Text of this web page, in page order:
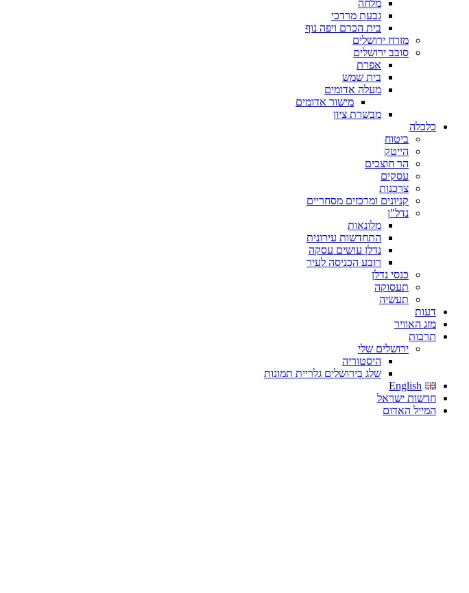
מלחה
גבעת מרדכי
בית הכרם ויפה נוף
מזרח ירושלים
סובב ירושלים
אפרת
בית שמש
מעלה אדומים
מישור אדומים
מבשרת ציון
כלכלה
ביטוח
הייטק
הר חוצבים
עסקים
צרכנות
קניונים ומרכזים מסחריים
נדל"ן
מלונאות
התחדשות עירונית
נדלן עושים עסקה
רובע הכניסה לעיר
כנסי נדלן
תעסוקה
תעשיה
דעות
מזג האוויר
תרבות
ירושלים שלי
היסטוריה
שלג בירושלים גלריית תמונות
English
חדשות ישראל
המייל האדום